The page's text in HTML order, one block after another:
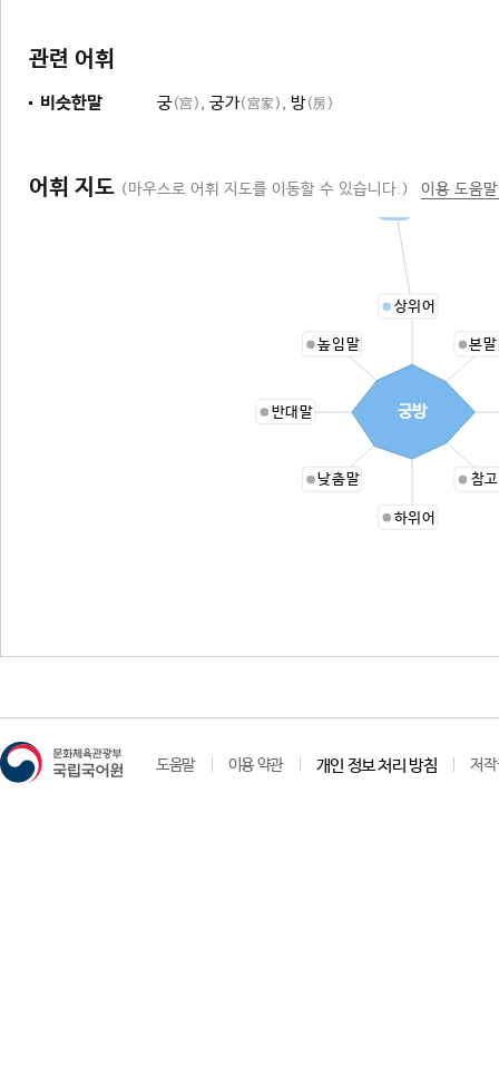
관련 어휘
비슷한말 궁(宮) , 궁가(宮家) , 방(房)
어휘 지도 (마우스로 어휘 지도를 이동할 수 있습니다.) 이용 도움
상위어
본
참
하위어
낮춤말
반대말
높임말
궁방
도움말 이용 약관 개인 정보 처리 방침 저